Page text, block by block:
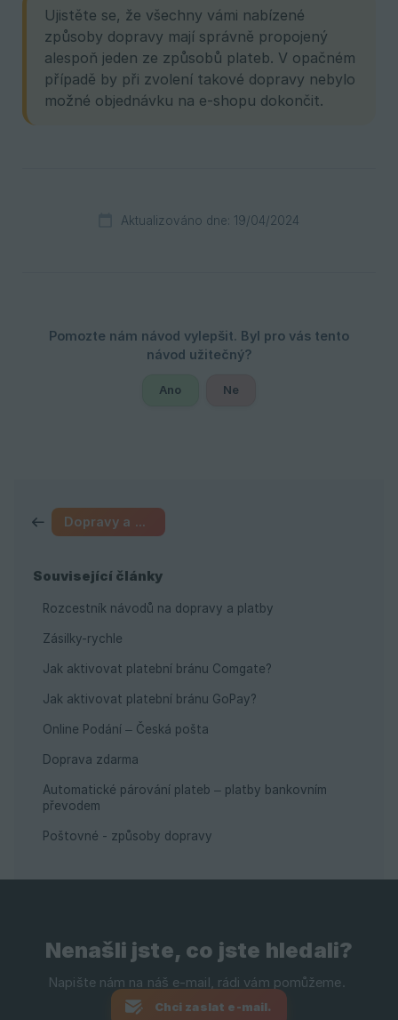
Dopravy a platby
Související články
Rozcestník návodů na dopravy a platby
Zásilky-rychle
Jak aktivovat platební bránu Comgate?
Jak aktivovat platební bránu GoPay?
Online Podání – Česká pošta
Doprava zdarma
Automatické párování plateb – platby bankovním
převodem
Poštovné - způsoby dopravy
Ujistěte se, že všechny vámi nabízené
způsoby dopravy mají správně propojený
alespoň jeden ze způsobů plateb. V opačném
případě by při zvolení takové dopravy nebylo
možné objednávku na e-shopu dokončit.
Aktualizováno dne: 19/04/2024
Ano Ne
Nenašli jste, co jste hledali?
Chci zaslat e-mail.